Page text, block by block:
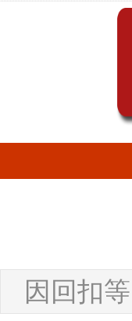
因回扣